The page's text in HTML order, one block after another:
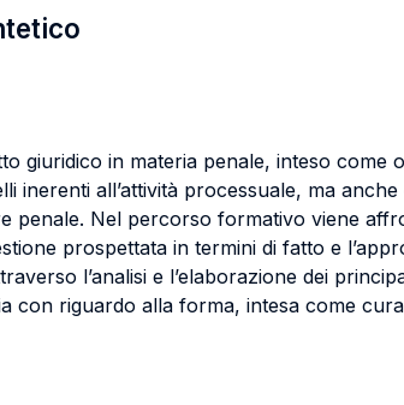
giuridico in materia penale, inteso
inerenti all’attività processuale, ma
penale. Nel percorso formativo viene
prospettata in termini di fatto e
l’analisi e l’elaborazione dei
con riguardo alla forma, intesa come